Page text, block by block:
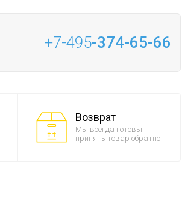
+7-495-374-65-66
Возврат
Мы всегда готовы
принять товар обратно